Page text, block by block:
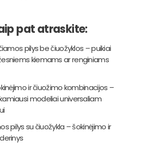
pat atraskite:
pilys be čiuožyklos – puikiai
kiemams ar renginiams
ir čiuožimo kombinacijos –
modeliai universaliam
pilys su čiuožykla – šokinėjimo ir